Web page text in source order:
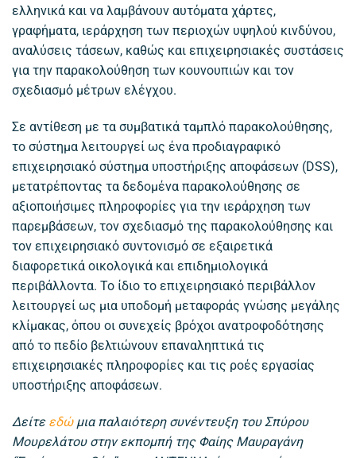
ελληνικά και να λαμβάνουν αυτόματα χάρτες,
γραφήματα, ιεράρχηση των περιοχών υψηλού κινδύνου,
αναλύσεις τάσεων, καθώς και επιχειρησιακές συστάσεις
για την παρακολούθηση των κουνουπιών και τον
σχεδιασμό μέτρων ελέγχου.
Σε αντίθεση με τα συμβατικά ταμπλό παρακολούθησης,
το σύστημα λειτουργεί ως ένα προδιαγραφικό
επιχειρησιακό σύστημα υποστήριξης αποφάσεων (DSS),
μετατρέποντας τα δεδομένα παρακολούθησης σε
αξιοποιήσιμες πληροφορίες για την ιεράρχηση των
παρεμβάσεων, τον σχεδιασμό της παρακολούθησης και
τον επιχειρησιακό συντονισμό σε εξαιρετικά
διαφορετικά οικολογικά και επιδημιολογικά
περιβάλλοντα. Το ίδιο το επιχειρησιακό περιβάλλον
λειτουργεί ως μια υποδομή μεταφοράς γνώσης μεγάλης
κλίμακας, όπου οι συνεχείς βρόχοι ανατροφοδότησης
από το πεδίο βελτιώνουν επαναληπτικά τις
επιχειρησιακές πληροφορίες και τις ροές εργασίας
υποστήριξης αποφάσεων.
Δείτε εδώ μια παλαιότερη συνέντευξη του Σπύρου
Μουρελάτου στην εκπομπή της Φαίης Μαυραγάνη